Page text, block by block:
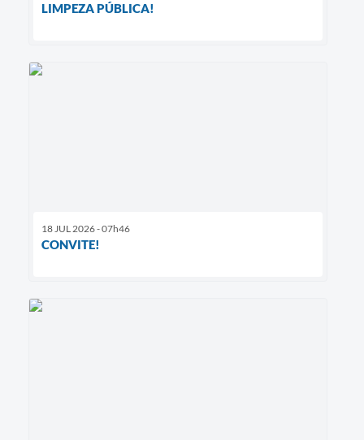
LIMPEZA PÚBLICA!
18 JUL 2026 - 07h46
CONVITE!